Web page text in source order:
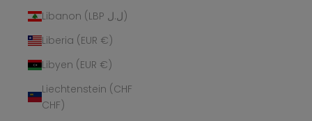
Libanon (LBP ل.ل)
Liberia (EUR €)
Libyen (EUR €)
Liechtenstein (CHF
CHF)